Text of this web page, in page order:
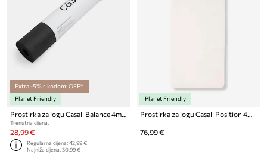
Extra -5% s kodom: OFF*
Planet Friendly
Prostirka za jogu Casall Balance 4mm
Trenutna cijena:
28,99 €
Regularna cijena:42,99 €
Najniža cijena:30,99 €
Planet Friendly
Prostirka za jogu Casall Position 4mm
76,99 €